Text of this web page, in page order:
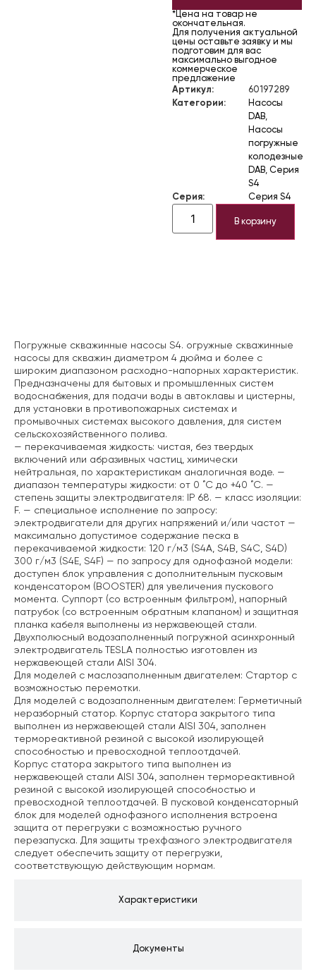
*Цена на товар не
окончательная.
Для получения актуальной
цены оставьте заявку и мы
подготовим для вас
максимально выгодное
коммерческое
предложение
Артикул:
60197289
Категории:
Насосы
DAB,
Насосы
погружные
колодезные
DAB, Серия
S4
Серия:
Серия S4
В корзину
Характеристики
Документы
Погружные скважинные насосы S4. огружные скважинные
насосы для скважин диаметром 4 дюйма и более с
широким диапазоном расходно-напорных характеристик.
Предназначены для бытовых и промышленных систем
водоснабжения, для подачи воды в автоклавы и цистерны,
для установки в противопожарных системах и
промывочных системах высокого давления, для систем
сельскохозяйственного полива.
— перекачиваемая жидкость: чистая, без твердых
включений или абразивных частиц, химически
нейтральная, по характеристикам аналогичная воде. —
диапазон температуры жидкости: от 0 ˚C до +40 ˚C. —
степень защиты электродвигателя: IP 68. — класс изоляции:
F. — специальное исполнение по запросу:
электродвигатели для других напряжений и/или частот —
максимально допустимое содержание песка в
перекачиваемой жидкости: 120 г/м3 (S4A, S4B, S4C, S4D)
300 г/м3 (S4E, S4F) — по запросу для однофазной модели:
доступен блок управления с дополнительным пусковым
конденсатором (BOOSTER) для увеличения пускового
момента. Суппорт (со встроенным фильтром), напорный
патрубок (со встроенным обратным клапаном) и защитная
планка кабеля выполнены из нержавеющей стали.
Двухполюсный водозаполненный погружной асинхронный
электродвигатель TESLA полностью изготовлен из
нержавеющей стали AISI 304.
Для моделей с маслозаполненным двигателем: Cтартор с
возможностью перемотки.
Для моделей с водозаполненным двигателем: Герметичный
неразборный статор. Корпус статора закрытого типа
выполнен из нержавеющей стали AISI 304, заполнен
термореактивной резиной с высокой изолирующей
способностью и превосходной теплоотдачей.
Корпус статора закрытого типа выполнен из
нержавеющей стали AISI 304, заполнен термореактивной
резиной с высокой изолирующей способностью и
превосходной теплоотдачей. В пусковой конденсаторный
блок для моделей однофазного исполнения встроена
защита от перегрузки с возможностью ручного
перезапуска. Для защиты трехфазного электродвигателя
следует обеспечить защиту от перегрузки,
соответствующую действующим нормам.